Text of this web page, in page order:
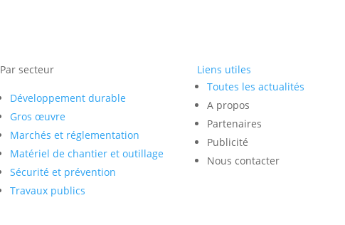
Par secteur
Développement durable
Gros œuvre
Marchés et réglementation
Matériel de chantier et outillage
Sécurité et prévention
Travaux publics
Liens utiles
Toutes les actualités
A propos
Partenaires
Publicité
Nous contacter